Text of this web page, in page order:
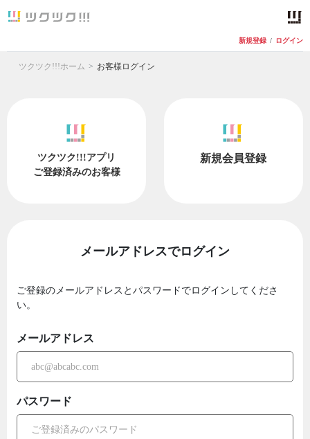
新規登録 / ログイン
ツクツク!!!ホーム お客様ログイン
ツクツク!!!アプリ
ご登録済みのお客様
新規会員登録
メールアドレスでログイン
ご登録のメールアドレスとパスワードでログインしてくださ
い。
メールアドレス
パスワード